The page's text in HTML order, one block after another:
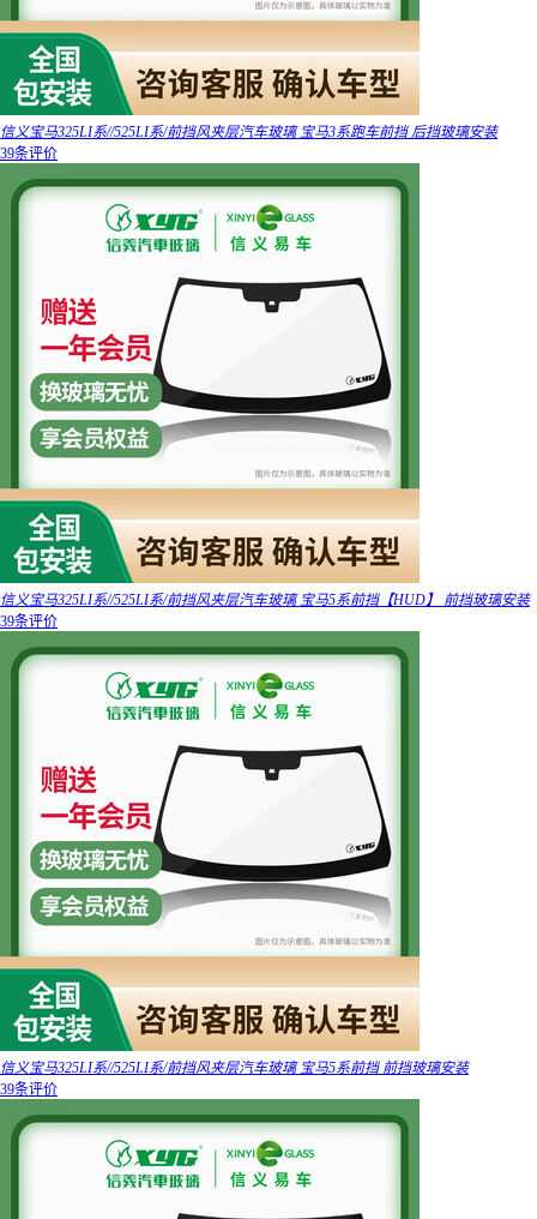
信义宝马325LI系//525LI系/前挡风夹层汽车玻璃 宝马3系跑车前挡 后挡玻璃安装
39条评价
信义宝马325LI系//525LI系/前挡风夹层汽车玻璃 宝马5系前挡【HUD】 前挡玻璃安装
39条评价
信义宝马325LI系//525LI系/前挡风夹层汽车玻璃 宝马5系前挡 前挡玻璃安装
39条评价